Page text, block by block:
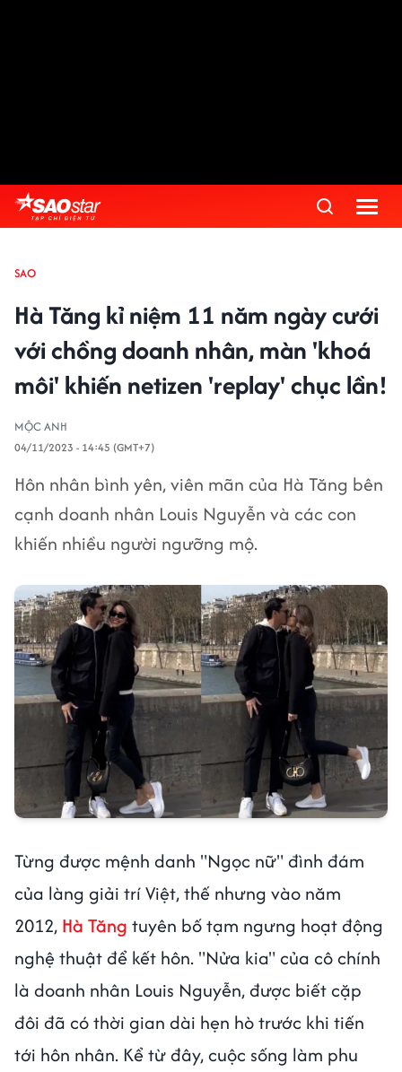
SAO
Hà Tăng kỉ niệm 11 năm ngày cưới
với chồng doanh nhân, màn 'khoá
môi' khiến netizen 'replay' chục lần!
MỘC ANH
04/11/2023 - 14:45 (GMT+7)
Hôn nhân bình yên, viên mãn của Hà Tăng bên
cạnh doanh nhân Louis Nguyễn và các con
khiến nhiều người ngưỡng mộ.
Từng được mệnh danh "Ngọc nữ" đình đám
của làng giải trí Việt, thế nhưng vào năm
2012, Hà Tăng tuyên bố tạm ngưng hoạt động
nghệ thuật để kết hôn. "Nửa kia" của cô chính
là doanh nhân Louis Nguyễn, được biết cặp
đôi đã có thời gian dài hẹn hò trước khi tiến
tới hôn nhân. Kể từ đây, cuộc sống làm phu